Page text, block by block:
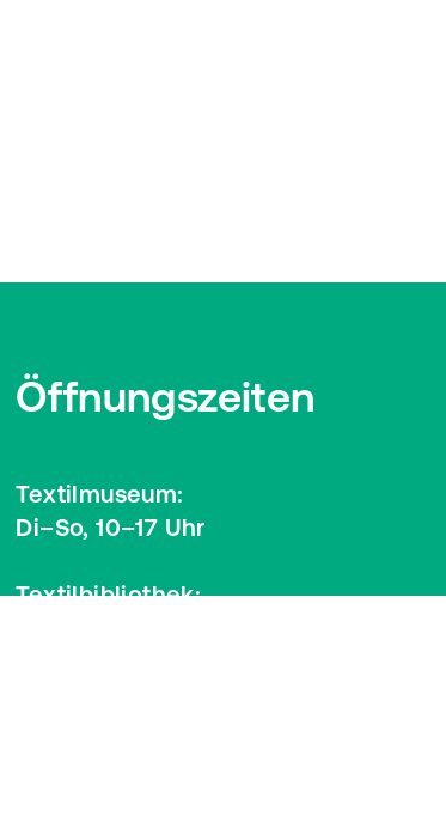
Öffnungszeiten
Textilmuseum:
Di–So, 10–17 Uhr
Textilbibliothek: